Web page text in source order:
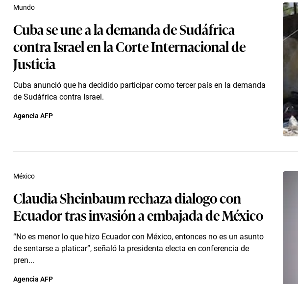
Cuba se une a la demanda de Sudáfrica
contra Israel en la Corte Internacional de
Justicia
Cuba anunció que ha decidido participar como tercer país en la demanda
de Sudáfrica contra Israel.
Mundo
Agencia AFP
Claudia Sheinbaum rechaza dialogo con
Ecuador tras invasión a embajada de México
“No es menor lo que hizo Ecuador con México, entonces no es un asunto
de sentarse a platicar”, señaló la presidenta electa en conferencia de
pren...
México
Agencia AFP